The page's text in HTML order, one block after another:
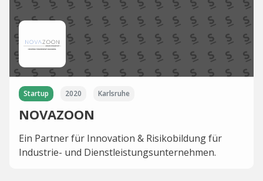
Startup 2020 Karlsruhe
NOVAZOON
Ein Partner für Innovation & Risikobildung für
Industrie- und Dienstleistungsunternehmen.